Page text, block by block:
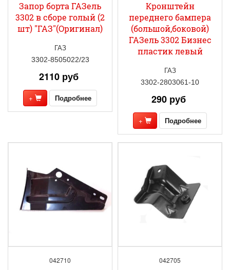
Запор борта ГАЗель
3302 в сборе голый (2
шт) "ГАЗ"(Оригинал)
ГАЗ
3302-8505022/23
2110 руб
+ Подробнее
Кронштейн
переднего бампера
(большой,боковой)
ГАЗель 3302 Бизнес
пластик левый
ГАЗ
3302-2803061-10
290 руб
+ Подробнее
042710 042705